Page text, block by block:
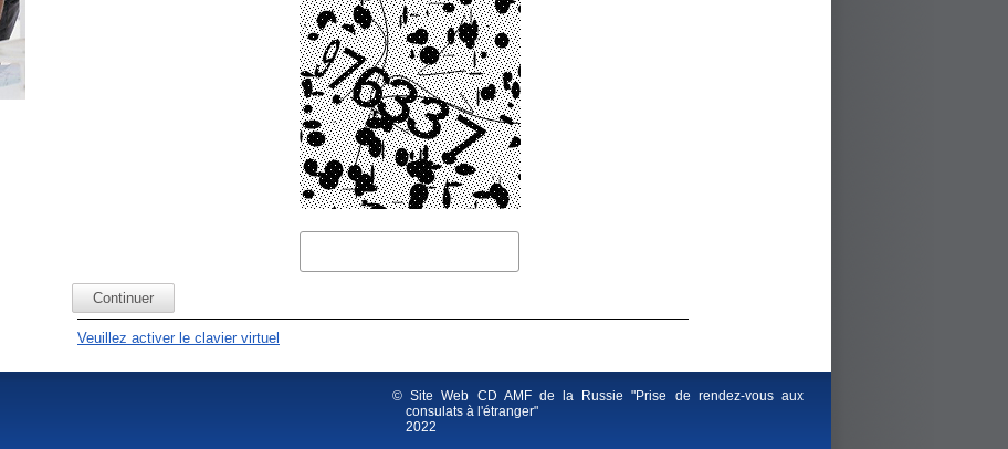
Veuillez activer le clavier virtuel
© Site Web CD AMF de la Russie "Prise de rendez-vous aux
consulats à l'étranger"
2022